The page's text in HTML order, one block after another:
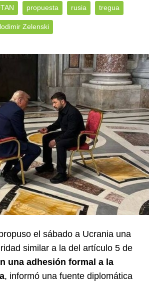
propuesta rusia tregua
Zelenski
el sábado a Ucrania una
similar a la del artículo 5 de
una adhesión formal a la
, informó una fuente diplomática